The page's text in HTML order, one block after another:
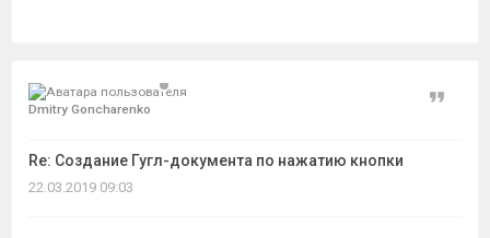
Dmitry Goncharenko
Re: Создание Гугл-документа по нажатию кнопки
Цитата
22.03.2019 09:03